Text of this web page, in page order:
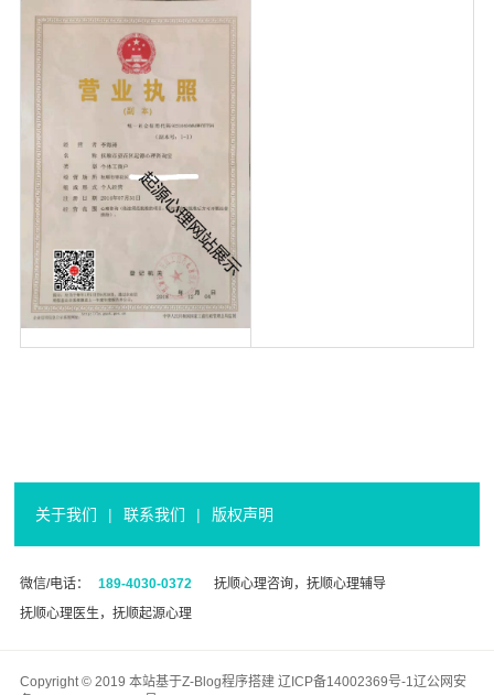
关于我们 | 联系我们 | 版权声明
微信/电话： 189-4030-0372
抚顺心理咨询，抚顺心理辅导
抚顺心理医生，抚顺起源心理
Copyright © 2019 本站基于Z-Blog程序搭建 辽ICP备14002369号-1 辽公网安